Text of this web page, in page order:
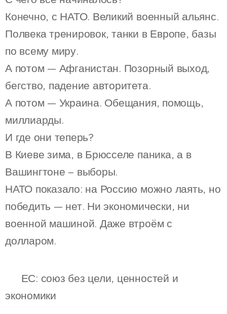
Конечно, с НАТО. Великий военный альянс.
Полвека тренировок, танки в Европе, базы
по всему миру.
А потом — Афганистан. Позорный выход,
бегство, падение авторитета.
А потом — Украина. Обещания, помощь,
миллиарды.
И где они теперь?
В Киеве зима, в Брюсселе паника, а в
Вашингтоне – выборы.
НАТО показало: на Россию можно лаять, но
победить — нет. Ни экономически, ни
военной машиной. Даже втроём с
долларом.
💶 ЕС: союз без цели, ценностей и
экономики